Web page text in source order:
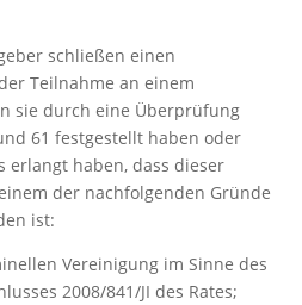
schließen einen
Teilnahme an einem
sie durch eine Überprüfung
61 festgestellt haben oder
erlangt haben, dass dieser
der nachfolgenden Gründe
ist:
Vereinigung im Sinne des
2008/841/JI des Rates;